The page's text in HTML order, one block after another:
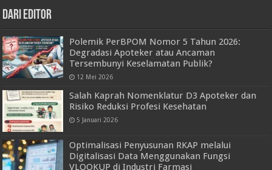
Dari Editor
Polemik PerBPOM Nomor 5 Tahun 2026:
Degradasi Apoteker atau Ancaman
Tersembunyi Keselamatan Publik?
12 Mei 2026
Salah Kaprah Nomenklatur D3 Apoteker dan
Risiko Reduksi Profesi Kesehatan
5 Januari 2026
Optimalisasi Penyusunan RKAP melalui
Digitalisasi Data Menggunakan Fungsi
VLOOKUP di Industri Farmasi